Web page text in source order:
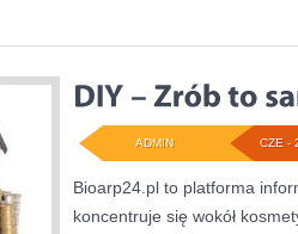
CZE -
ADMIN
Bioarp24.pl to platforma
koncentruje się wokół